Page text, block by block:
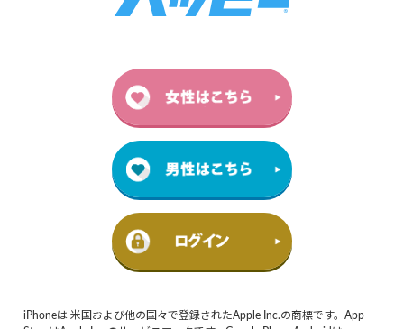
iPhoneは 米国および他の国々で登録されたApple Inc.の商標です。App